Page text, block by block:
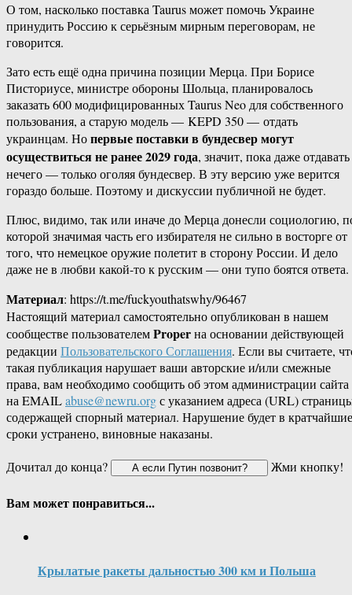
О том, насколько поставка Taurus может помочь Украине
принудить Россию к серьёзным мирным переговорам, не
говорится.
Зато есть ещё одна причина позиции Мерца. При Борисе
Писториусе, министре обороны Шольца, планировалось
заказать 600 модифицированных Taurus Neo для собственного
пользования, а старую модель — KEPD 350 — отдать
украинцам. Нопервые поставки в бундесвер могут
осуществиться не ранее 2029 года, значит, пока даже отдавать
нечего — только оголяя бундесвер. В эту версию уже верится
гораздо больше. Поэтому и дискуссии публичной не будет.
Плюс, видимо, так или иначе до Мерца донесли социологию,
которой значимая часть его избирателя не сильно в восторге от
того, что немецкое оружие полетит в сторону России. И дело
даже не в любви какой-то к русским — они тупо боятся ответа.
Материал: https://t.me/fuckyouthatswhy/96467
Настоящий материал самостоятельно опубликован в нашем
сообществе пользователемProperна основании действующей
редакции Пользовательского Соглашения. Если вы считаете,
такая публикация нарушает ваши авторские и/или смежные
права, вам необходимо сообщить об этом администрации сайта
на EMAILabuse@newru.orgс указанием адреса (URL)
содержащей спорный материал. Нарушение будет в кратчайшие
сроки устранено, виновные наказаны.
Дочитал до конца?
Жми кнопку!
Вам может понравиться...
Крылатые ракеты дальностью 300 км и Польша